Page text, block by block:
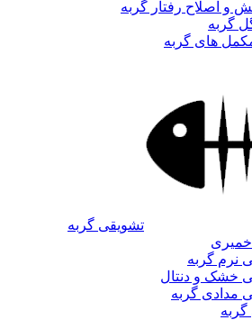
و اصلاح رفتار گربه
گربه
های گربه
تشویقی گربه
نرم گربه
خشک و دنتال
مدادی گربه
گربه